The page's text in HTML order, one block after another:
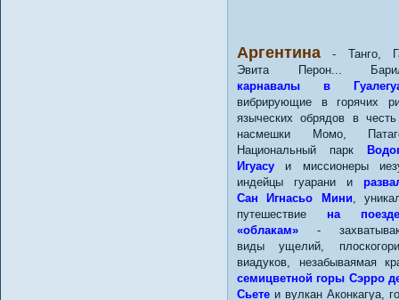
Аргентина - Танго,
Эвита Перон...
карнавалы в
вибрирующие в горячих
языческих обрядов в честь
насмешки Момо,
Национальный парк
Игуасу и миссионеры
индейцы гуарани и
Сан Игнасьо Мини ,
путешествие на
«облакам» -
виды ущелий,
виадуков, незабываямая
семицветной горы Сэрро
Сьете и вулкан Аконкагуа,